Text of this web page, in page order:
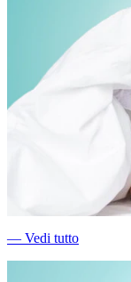
― Vedi tutto